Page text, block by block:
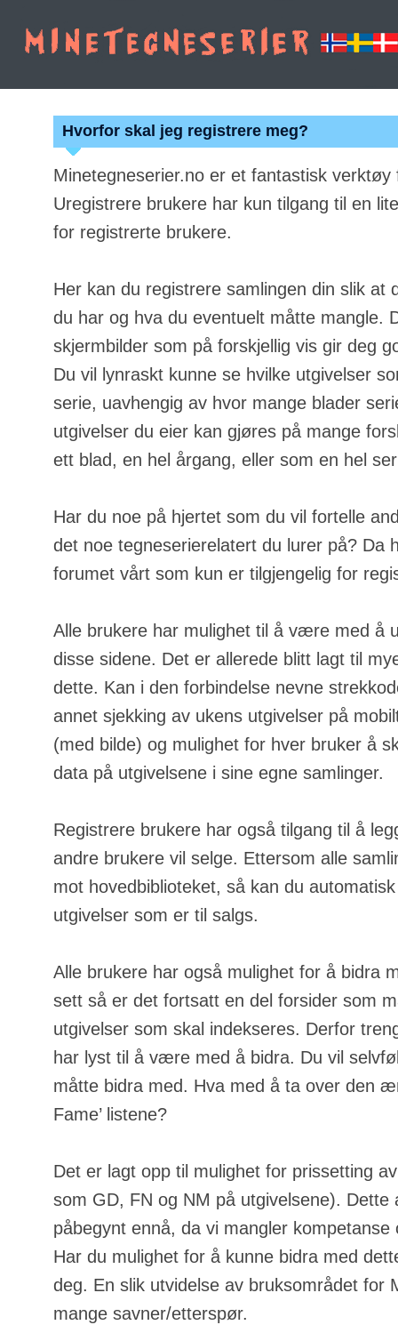
Hvorfor skal jeg registrere meg?
Minetegneserier.no er et fantastisk
Uregistrere brukere har kun tilgang til en
for registrerte brukere.
Her kan du registrere samlingen din slik at
du har og hva du eventuelt måtte mangle.
skjermbilder som på forskjellig vis gir deg
Du vil lynraskt kunne se hvilke utgivelser
serie, uavhengig av hvor mange blader
utgivelser du eier kan gjøres på mange
ett blad, en hel årgang, eller som en hel
Har du noe på hjertet som du vil fortelle
det noe tegneserierelatert du lurer på? Da
forumet vårt som kun er tilgjengelig for
Alle brukere har mulighet til å være med å
disse sidene. Det er allerede blitt lagt til
dette. Kan i den forbindelse nevne
annet sjekking av ukens utgivelser på
(med bilde) og mulighet for hver bruker å
data på utgivelsene i sine egne samlinger.
Registrere brukere har også tilgang til å
andre brukere vil selge. Ettersom alle
mot hovedbiblioteket, så kan du
utgivelser som er til salgs.
Alle brukere har også mulighet for å bidra
sett så er det fortsatt en del forsider som
utgivelser som skal indekseres. Derfor
har lyst til å være med å bidra. Du vil
måtte bidra med. Hva med å ta over den
Fame’ listene?
Det er lagt opp til mulighet for prissetting
som GD, FN og NM på utgivelsene). Dette
påbegynt ennå, da vi mangler
Har du mulighet for å kunne bidra med
deg. En slik utvidelse av bruksområdet for
mange savner/etterspør.